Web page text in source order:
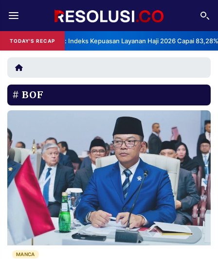
TODAY'S RECAPBPS: Indeks Kepuasan Layanan Haji 2026 Capai
REDAKSI TENTANG
RESOLUSI IKLAN
RUBRIKASI
EDITORIAL AKSARA
DAERAH NASIONAL
MANCA SPORT
INFORMASI
PRIVACY
POLICY
BERITA
WARGA
INFORMASI
IKLAN
KIRIM
BOF
MANCA